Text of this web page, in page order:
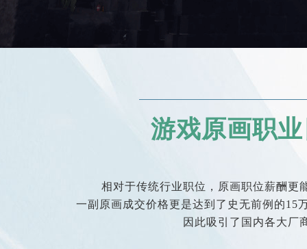
游戏原画职
相对于传统行业职位，原画职位薪酬更
一副原画成交价格更是达到了史无前例的15
因此吸引了国内各大厂